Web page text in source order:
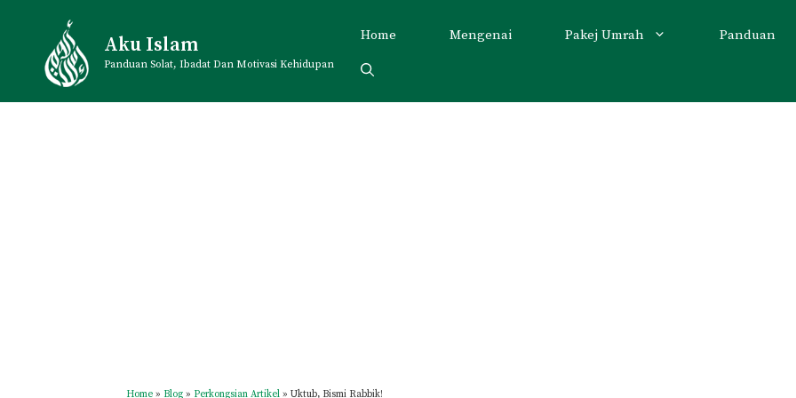
content
Aku Islam
Panduan Solat, Ibadat Dan Motivasi Kehidupan
Home Mengenai Pakej Umrah Panduan
Home » Blog » Perkongsian Artikel » Uktub, Bismi Rabbik!